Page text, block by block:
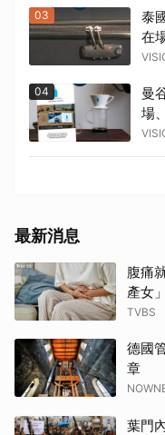
03
泰
在
04
曼
場
最新消息
腹痛
產女
TVBS
德國
章
葉門